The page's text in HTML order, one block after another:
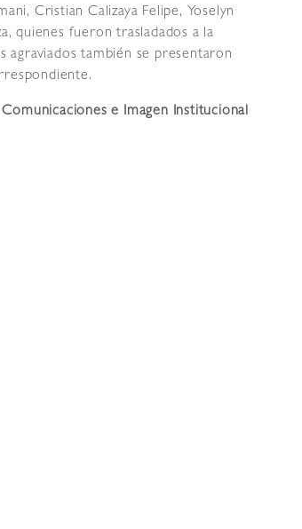
Cristian Calizaya Felipe, Yoselyn
quienes fueron trasladados a la
agraviados también se presentaron
e Imagen Institucional